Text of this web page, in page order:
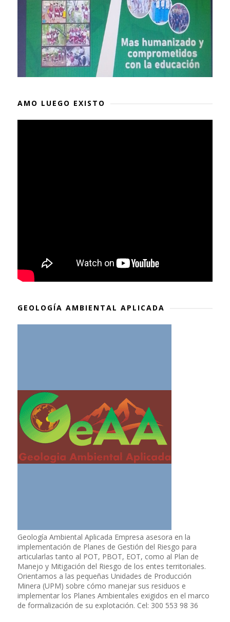
AMO LUEGO EXISTO
GEOLOGÍA AMBIENTAL APLICADA
Geología Ambiental Aplicada Empresa asesora en la
implementación de Planes de Gestión del Riesgo para
articularlas tanto al POT, PBOT, EOT, como al Plan de
Manejo y Mitigación del Riesgo de los entes territoriales.
Orientamos a las pequeñas Unidades de Producción
Minera (UPM) sobre cómo manejar sus residuos e
implementar los Planes Ambientales exigidos en el marco
de formalización de su explotación. Cel: 300 553 98 36